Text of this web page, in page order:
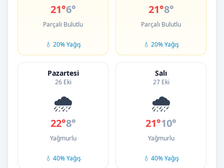
21°6°
Parçalı Bulutlu
💧 20% Yağış
21°8°
Parçalı Bulutlu
💧 20% Yağış
Pazartesi
26 Eki
🌧️
22°8°
Yağmurlu
💧 40% Yağış
Salı
27 Eki
🌧️
21°10°
Yağmurlu
💧 40% Yağış